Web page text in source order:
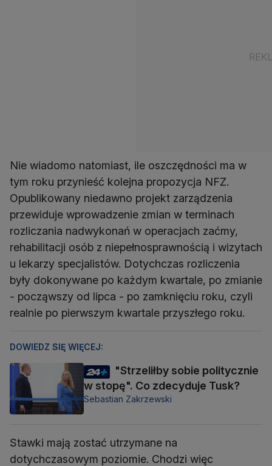
Nie wiadomo natomiast, ile oszczędności ma w
tym roku przynieść kolejna propozycja NFZ.
Opublikowany niedawno projekt zarządzenia
przewiduje wprowadzenie zmian w terminach
rozliczania nadwykonań w operacjach zaćmy,
rehabilitacji osób z niepełnosprawnością i wizytach
u lekarzy specjalistów. Dotychczas rozliczenia
były dokonywane po każdym kwartale, po zmianie
- począwszy od lipca - po zamknięciu roku, czyli
realnie po pierwszym kwartale przyszłego roku.
DOWIEDZ SIĘ WIĘCEJ:
"Strzeliłby sobie politycznie
w stopę". Co zdecyduje Tusk?
Sebastian Zakrzewski
Stawki mają zostać utrzymane na
dotychczasowym poziomie. Chodzi więc